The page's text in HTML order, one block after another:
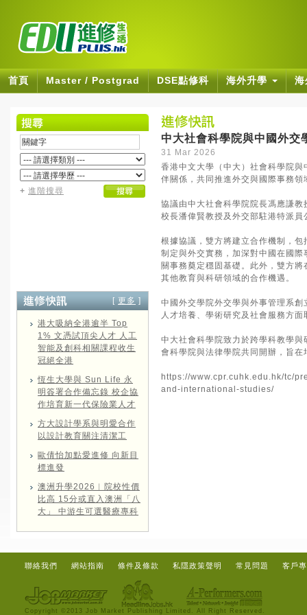
首頁 Master / Postgrad DSE點修科 海外升學
+ 進階搜尋
[ 更多 ]
港大吸納全港逾半 Top
1% 文憑試頂尖人才 人工
智能及創科相關課程收生
冠絕全港
恆生大學與 Sun Life 永
明簽署合作備忘錄 校企協
作培育新一代保險業人才
方大設計學系與明愛合作
以設計教育關注清潔工
歐倩怡加點愛進修 向新目
標進發
澳洲升學2026︱院校性價
比高 15分或直入澳洲「八
大」 中游生可選醫療專科
中大社會科學院與中國外交
31 Mar 2026
香港中文大學（中大）社會科學院
伴關係，共同推進外交與國際事務
協議由中大社會科學院院長馮應謙
校長潘偉賢教授及外交部駐港特派
根據協議，雙方將建立合作機制，
制定與外交實務，加深對中國在國
關事務奠定穩固基礎。此外，雙方
其他教育與科研領域的合作機遇。
中國外交學院外交學與外事管理系
人才培養、學術研究及社會服務方面
中大社會科學院致力於跨學科教學
會科學院與法律學院共同開辦，旨
https://www.cpr.cuhk.edu.hk/tc/
and-international-studies/
聯絡我們 網站指南 條件及條款 私隱政策聲明 常見問題 客戶
Copyright ©2013 Job Market Publishing Limited. All Right Reserved.